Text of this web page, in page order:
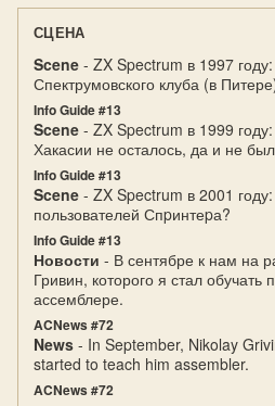
СЦЕНА
Scene - ZX Spectrum в 1997
Спектрумовского клуба (в
Info Guide #13
Scene - ZX Spectrum в 1999
Хакасии не осталось, да и не
Info Guide #13
Scene - ZX Spectrum в 2001
пользователей Спpинтеpа?
Info Guide #13
Новости - В сентябре к нам на
Гривин, которого я стал
ассемблере.
ACNews #72
News - In September, Nikolay
started to teach him assembler.
ACNews #72